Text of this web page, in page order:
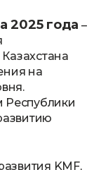
2025 года –
на
Республики
KMF,